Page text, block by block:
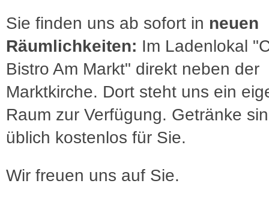
Sie finden uns ab sofort in neuen
Räumlichkeiten: Im Ladenlokal
Bistro Am Markt" direkt neben der
Marktkirche. Dort steht uns ein
Raum zur Verfügung. Getränke
üblich kostenlos für Sie.
Wir freuen uns auf Sie.